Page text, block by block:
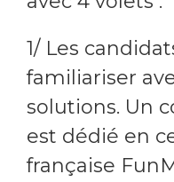
1/ Les
familiariser
solutions. Un
est dédié en
française